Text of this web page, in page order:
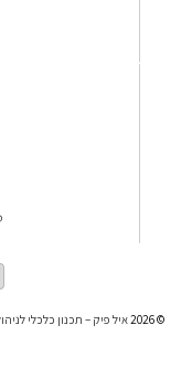
© 2026 איל פיק – תכנון כלכלי